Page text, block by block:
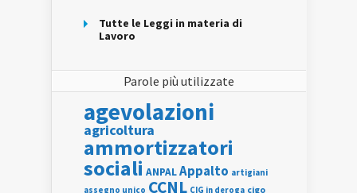
Tutte le Leggi in materia di
Lavoro
Parole più utilizzate
agevolazioni
agricoltura
ammortizzatori
sociali ANPALAppalto artigiani
assegno unico CCNL CIG in deroga cigo